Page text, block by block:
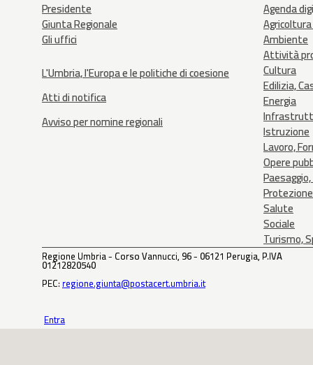
Presidente
Giunta Regionale
Gli uffici
L'Umbria, l'Europa e le politiche di coesione
Atti di notifica
Avviso per nomine regionali
Agenda
Ambiente
Attività
Cultura
Edilizia,
Energia
Istruzione
Lavoro,
Opere
Salute
Sociale
Turismo,
Regione Umbria - Corso Vannucci, 96 - 06121 Perugia, P.IVA
01212820540
PEC: regione.giunta@postacert.umbria.it
Entra